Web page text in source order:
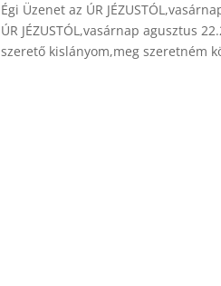
Égi Üzenet az ÚR
ÚR JÉZUSTÓL,vasárnap agusztus
szerető kislányom,meg szeretném